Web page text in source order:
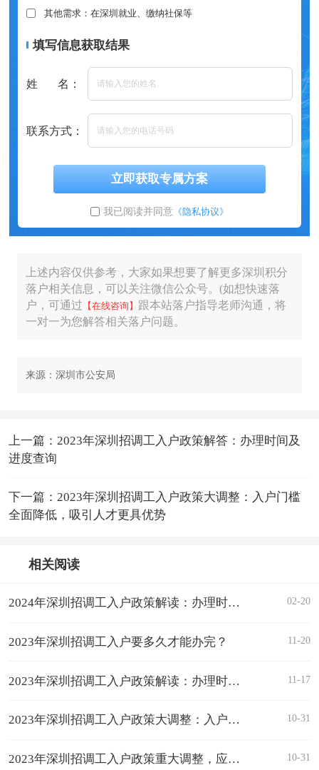
其他需求：在深圳就业、缴纳社保等
填写信息获取结果
姓 名：
联系方式：
立即获取专属方案
我已阅读并同意 《隐私协议》
上述内容仅供参考，大家如果想要了解更多深圳积分
落户相关信息，可以关注微信公众号。(如想快速落
户，可通过 【在线咨询】 跟本站落户指导老师沟通，将
一对一为您解答相关落户问题。
来源：深圳市公安局
上一篇：2023年深圳招调工入户政策解答：办理时间及
进度查询
下一篇：2023年深圳招调工入户政策大调整：入户门槛
全面降低，吸引人才更具优势
相关阅读
2024年深圳招调工入户政策解读：办理时间和进度查询指南 02-20
2023年深圳招调工入户要多久才能办完？ 11-20
2023年深圳招调工入户政策解读：办理时间及进度查询 11-17
2023年深圳招调工入户政策大调整：入户门槛全面降低，吸引人才更具优势 10-31
2023年深圳招调工入户政策重大调整，应届大专生可个人身份入户 10-31